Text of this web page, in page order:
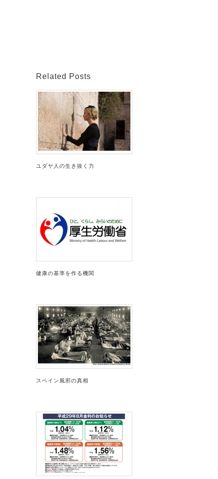
Related Posts
ユダヤ人の生き抜く力
健康の基準を作る機関
スペイン風邪の真相